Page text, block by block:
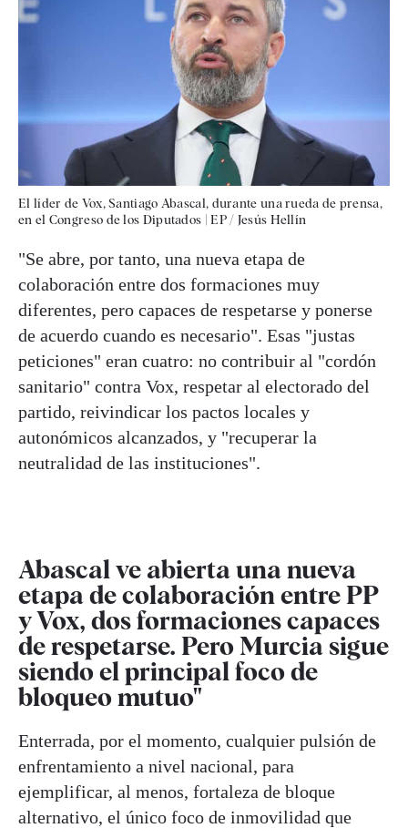
El líder de Vox, Santiago Abascal, durante una rueda de prensa,
en el Congreso de los Diputados |EP / Jesús Hellín
"Se abre, por tanto, una nueva etapa de
colaboración entre dos formaciones muy
diferentes, pero capaces de respetarse y ponerse
de acuerdo cuando es necesario". Esas "justas
peticiones" eran cuatro: no contribuir al "cordón
sanitario" contra Vox, respetar al electorado del
partido, reivindicar los pactos locales y
autonómicos alcanzados, y "recuperar la
neutralidad de las instituciones".
Abascal ve abierta una nueva
etapa de colaboración entre PP
y Vox, dos formaciones capaces
de respetarse. Pero Murcia sigue
siendo el principal foco de
bloqueo mutuo"
Enterrada, por el momento, cualquier pulsión de
enfrentamiento a nivel nacional, para
ejemplificar, al menos, fortaleza de bloque
alternativo, el único foco de inmovilidad que